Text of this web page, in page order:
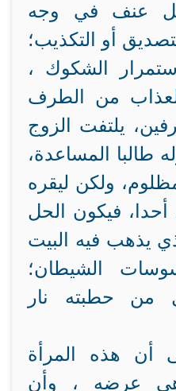
عنف في وجه
أو التكذيب؛
الشكوك ،
من الطرف
يلتفت الزوج
طالبا المساعدة،
ولكن ليقره
فيكون الحل
يذهب فيه البيت
الشيطان؛
من حطبته نار
أن هذه المرأة
هي عرضه ، وأن